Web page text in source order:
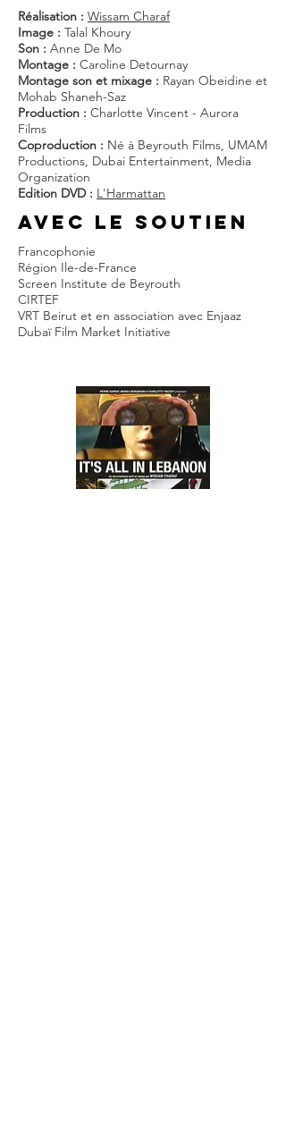
Réalisation : Wissam Charaf
Image : Talal Khoury
Son : Anne De Mo
Montage : Caroline Detournay
Montage son et mixage : Rayan Obeidine et
Mohab Shaneh-Saz
Production : Charlotte Vincent - Aurora
Films
Coproduction : Né à Beyrouth Films, UMAM
Productions, Dubai Entertainment, Media
Organization
Edition DVD : L'Harmattan
AVEC LE SOUTIEN
Francophonie
Région Ile-de-France
Screen Institute de Beyrouth
CIRTEF
VRT Beirut et en association avec Enjaaz
Dubaï Film Market Initiative